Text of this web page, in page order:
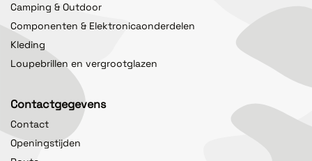
Camping & Outdoor
Componenten & Elektronicaonderdelen
Kleding
Loupebrillen en vergrootglazen
Contactgegevens
Contact
Openingstijden